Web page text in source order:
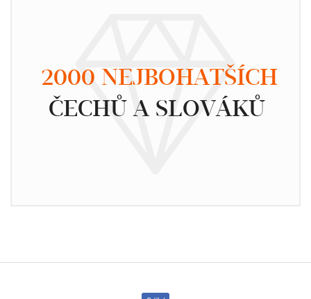
2000 NEJBOHATŠÍCH
ČECHŮ A SLOVÁKŮ